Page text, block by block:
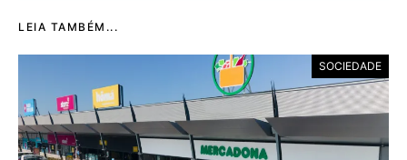
LEIA TAMBÉM...
SOCIEDADE